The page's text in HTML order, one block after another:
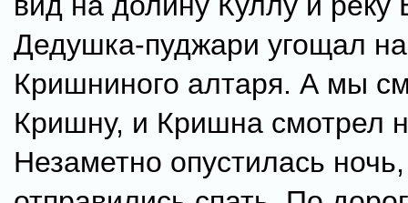
Дедушка-пуджари угощал
Кришниного алтаря. А мы
Кришну, и Кришна смотрел
Незаметно опустилась